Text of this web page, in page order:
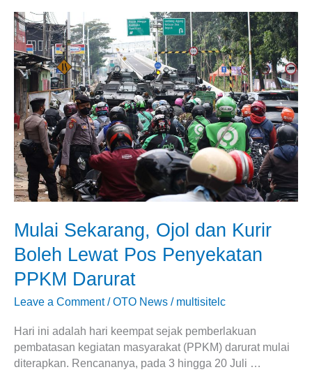
Mulai Sekarang, Ojol dan Kurir
Boleh Lewat Pos Penyekatan
PPKM Darurat
Leave a Comment /OTO News / multisitelc
Hari ini adalah hari keempat sejak pemberlakuan
pembatasan kegiatan masyarakat (PPKM) darurat mulai
diterapkan. Rencananya, pada 3 hingga 20 Juli …
Mulai
Sekarang,
Ojol
dan
Kurir
Boleh
Lewat
Pos
Penyekatan
PPKM
Darurat